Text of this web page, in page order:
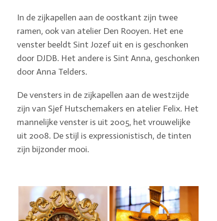
In de zijkapellen aan de oostkant zijn twee
ramen, ook van atelier Den Rooyen. Het ene
venster beeldt Sint Jozef uit en is geschonken
door DJDB. Het andere is Sint Anna, geschonken
door Anna Telders.
De vensters in de zijkapellen aan de westzijde
zijn van Sjef Hutschemakers en atelier Felix. Het
mannelijke venster is uit 2005, het vrouwelijke
uit 2008. De stijl is expressionistisch, de tinten
zijn bijzonder mooi.